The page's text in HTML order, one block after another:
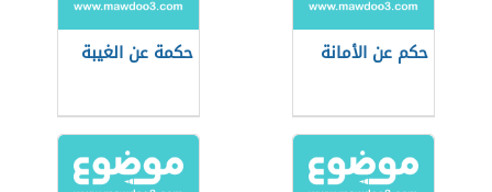
حكم عن الأمانة حكمة عن الغيبة